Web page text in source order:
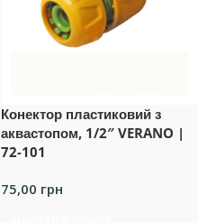
Конектор пластиковий з
аквастопом, 1/2″ VERANO |
72-101
75,00 грн